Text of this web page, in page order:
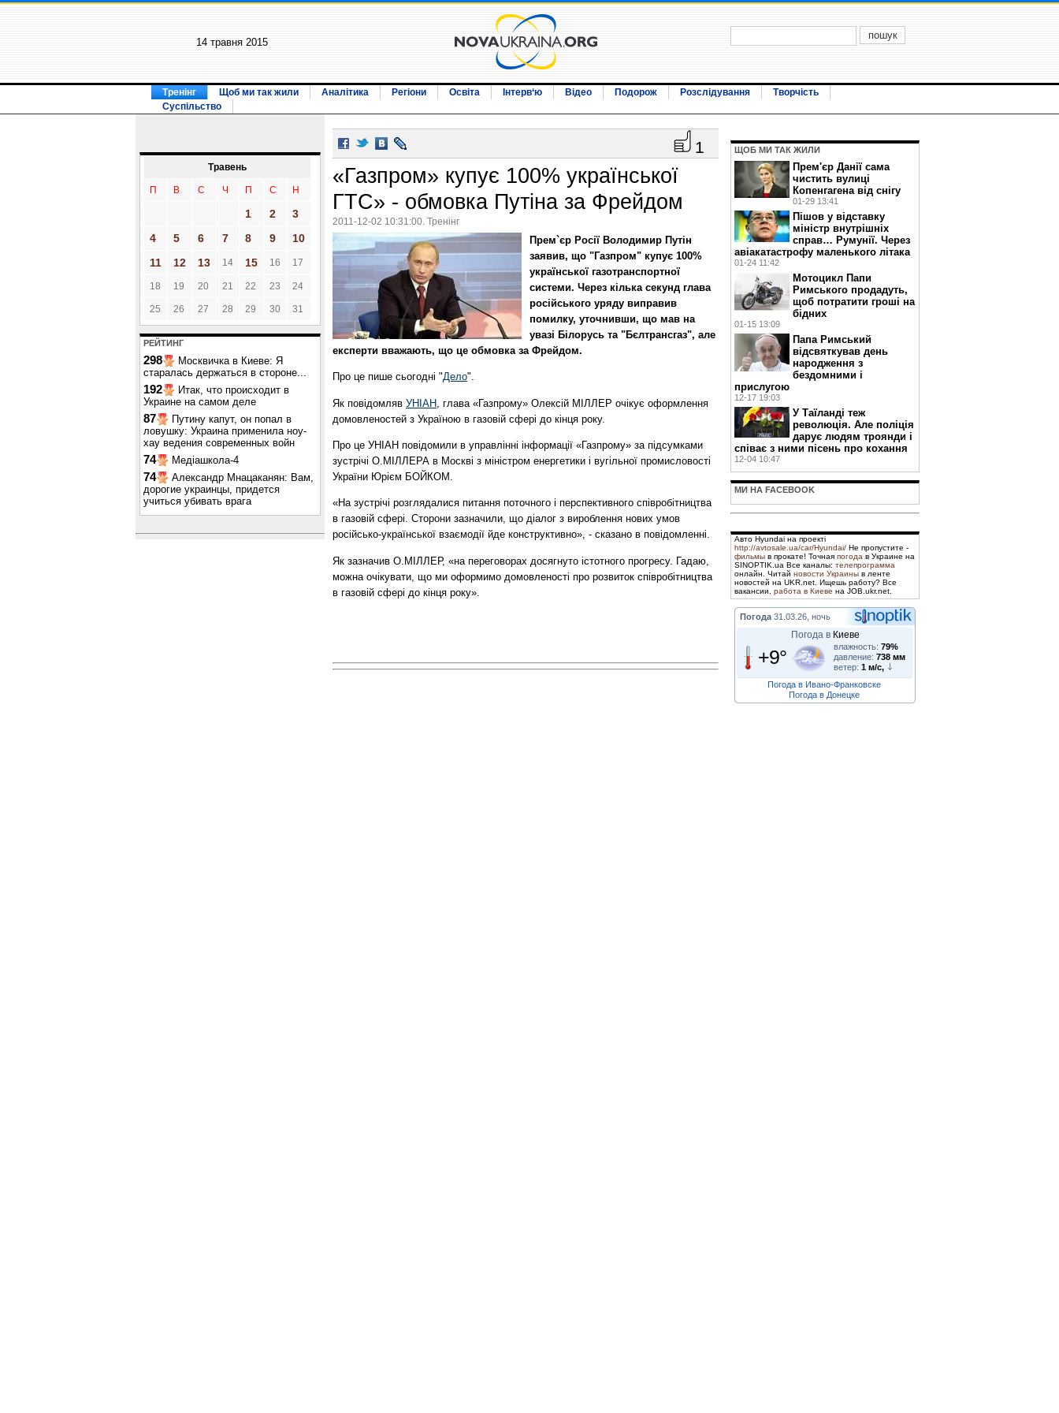
14 травня 2015
Тренінг Щоб ми так жили Аналітика Регіони Освіта Інтерв‘ю Відео Подорож Розслідування
Творчість
Суспільство
Травень
П В С Ч П С Н
1 2
3
4
5 6 7 8 9
10
11
12 13 14 15 16 17
18 19 20 21 22 23 24
25 26 27 28 29 30 31
РЕЙТИНГ
298
Москвичка в Киеве: Я
старалась держаться в стороне...
192
Итак, что происходит в
Украине на самом деле
87
Путину капут, он попал в
ловушку: Украина применила ноу-
хау ведения современных войн
74 Медіашкола-4
74
Александр Мнацаканян: Вам,
дорогие украинцы, придется
учиться убивать врага
1
«Газпром» купує 100% української
ГТС» - обмовка Путіна за Фрейдом
2011-12-02 10:31:00. Тренінг
Прем`єр Росії Володимир Путін
заявив, що "Газпром" купує 100%
української газотранспортної
системи. Через кілька секунд глава
російського уряду виправив
помилку, уточнивши, що мав на
увазі Білорусь та "Бєлтрансгаз", але
експерти вважають, що це обмовка за Фрейдом.
Про це пише сьогодні "Дело".
Як повідомляв УНІАН , глава «Газпрому» Олексій МІЛЛЕР очікує оформлення
домовленостей з Україною в газовій сфері до кінця року.
Про це УНІАН повідомили в управлінні інформації «Газпрому» за підсумками
зустрічі О.МІЛЛЕРА в Москві з міністром енергетики і вугільної промисловості
України Юрієм БОЙКОМ.
«На зустрічі розглядалися питання поточного і перспективного співробітництва
в газовій сфері. Сторони зазначили, що діалог з вироблення нових умов
російсько-української взаємодії йде конструктивно», - сказано в повідомленні.
Як зазначив О.МІЛЛЕР, «на переговорах досягнуто істотного прогресу. Гадаю,
можна очікувати, що ми оформимо домовленості про розвиток співробітництва
в газовій сфері до кінця року».
ЩОБ МИ ТАК ЖИЛИ
Прем'єр Данії сама
чистить вулиці
Копенгагена від снігу
01-29 13:41
Пішов у відставку
міністр внутрішніх
справ… Румунії. Через
авіакатастрофу маленького літака
01-24 11:42
Мотоцикл Папи
Римського продадуть,
щоб потратити гроші на
бідних
01-15 13:09
Папа Римський
відсвяткував день
народження з
бездомними і
прислугою
12-17 19:03
У Таїланді теж
революція. Але поліція
дарує людям троянди і
співає з ними пісень про кохання
12-04 10:47
МИ НА FACEBOOK
Авто Hyundai на проекті
http://avtosale.ua/car/Hyundai/ Не пропустите -
фильмы в прокате! Точная погода в Украине на
SINOPTIK.ua Все каналы: телепрограмма
онлайн. Читай новости Украины в ленте
новостей на UKR.net. Ищешь работу? Все
вакансии, работа в Киеве на JOB.ukr.net.
Погода 31.03.26, ночь
Погода в Киеве
+9° влажность: 79%
давление: 738 мм
ветер: 1 м/с,
Погода в Ивано-Франковске
Погода в Донецке